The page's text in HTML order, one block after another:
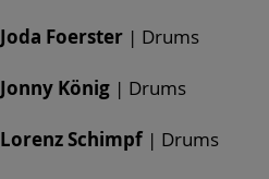
Joda Foerster | Drums
Jonny König | Drums
Lorenz Schimpf | Drums